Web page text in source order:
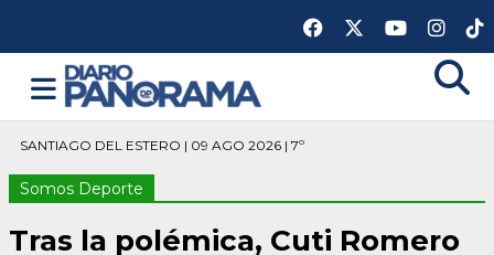
SANTIAGO DEL ESTERO | 09 AGO 2026 | 7º
Somos Deporte
Tras la polémica, Cuti Romero